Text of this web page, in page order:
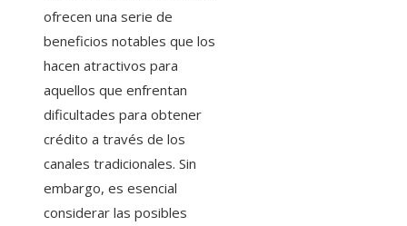
ofrecen una serie de
beneficios notables que los
hacen atractivos para
aquellos que enfrentan
dificultades para obtener
crédito a través de los
canales tradicionales. Sin
embargo, es esencial
considerar las posibles